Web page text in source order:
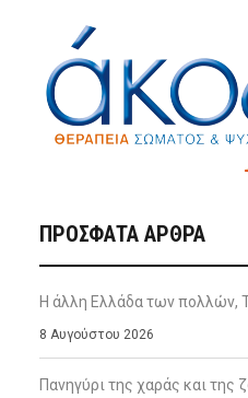
ΠΡΌΣΦΑΤΑ ΆΡΘΡΑ
Η άλλη Ελλάδα των πολλών,
8 Αυγούστου 2026
Πανηγύρι της χαράς και της